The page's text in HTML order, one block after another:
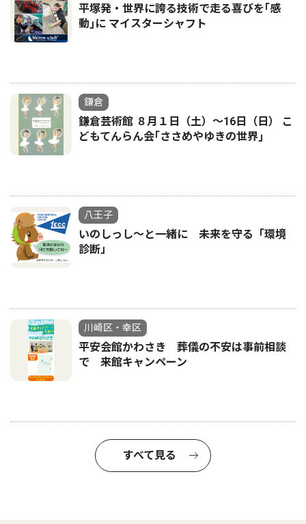
平塚発・世界に誇る技術で走る喜びを｢感
動｣に マイスターシャフト
鎌倉
鎌倉芸術館 ８月１日（土）〜16日（日） こ
どもてんらん会｢ささめやゆきの世界｣
八王子
いのしっし～と一緒に 未来を守る「環境
診断」
川崎区・幸区
平安会館かわさき 葬儀の不安は事前相談
で 来館キャンペーン
すべて見る